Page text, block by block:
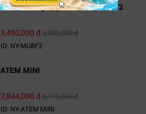
Bút cảm ứng Apple Pencil 2 MU8F2
3,490,000 đ3,890,000 đ
ID: NY-MU8F2
ATEM MINI
7,844,000 đ8,715,000 đ
ID: NY-ATEM MINI